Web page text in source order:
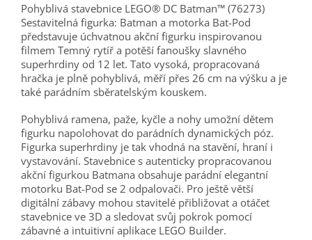
Pohyblivá stavebnice LEGO® DC Batman™ (76273)
Sestavitelná figurka: Batman a motorka Bat-Pod
představuje úchvatnou akční figurku inspirovanou
filmem Temný rytíř a potěší fanoušky slavného
superhrdiny od 12 let. Tato vysoká, propracovaná
hračka je plně pohyblivá, měří přes 26 cm na výšku a je
také parádním sběratelským kouskem.
Pohyblivá ramena, paže, kyčle a nohy umožní dětem
figurku napolohovat do parádních dynamických póz.
Figurka superhrdiny je tak vhodná na stavění, hraní i
vystavování. Stavebnice s autenticky propracovanou
akční figurkou Batmana obsahuje parádní elegantní
motorku Bat-Pod se 2 odpalovači. Pro ještě větší
digitální zábavy mohou stavitelé přibližovat a otáčet
stavebnice ve 3D a sledovat svůj pokrok pomocí
zábavné a intuitivní aplikace LEGO Builder.